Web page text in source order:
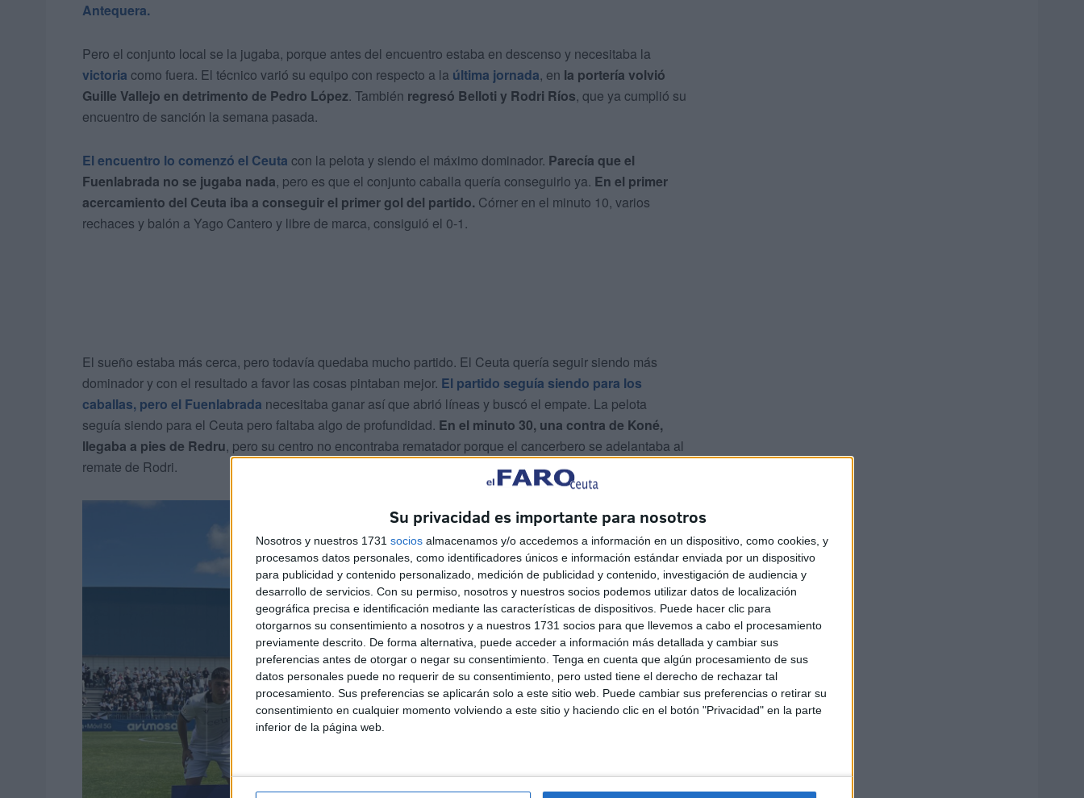
Su privacidad es importante para nosotros
Nosotros y nuestros 1731 socios almacenamos y/o accedemos a información en un dispositivo, como cookies, y
procesamos datos personales, como identificadores únicos e información estándar enviada por un dispositivo
para publicidad y contenido personalizado, medición de publicidad y contenido, investigación de audiencia y
desarrollo de servicios. Con su permiso, nosotros y nuestros socios podemos utilizar datos de localización
geográfica precisa e identificación mediante las características de dispositivos. Puede hacer clic para
otorgarnos su consentimiento a nosotros y a nuestros 1731 socios para que llevemos a cabo el procesamiento
previamente descrito. De forma alternativa, puede acceder a información más detallada y cambiar sus
preferencias antes de otorgar o negar su consentimiento. Tenga en cuenta que algún procesamiento de sus
datos personales puede no requerir de su consentimiento, pero usted tiene el derecho de rechazar tal
procesamiento. Sus preferencias se aplicarán solo a este sitio web. Puede cambiar sus preferencias o retirar su
consentimiento en cualquier momento volviendo a este sitio y haciendo clic en el botón "Privacidad" en la parte
inferior de la página web.
Antequera.
Pero el conjunto local se la jugaba, porque antes del encuentro estaba en descenso y necesitaba la
victoria como fuera. El técnico varió su equipo con respecto a la última jornada, en la portería volvió
Guille Vallejo en detrimento de Pedro López. También regresó Belloti y Rodri Ríos, que ya cumplió su
encuentro de sanción la semana pasada.
El encuentro lo comenzó el Ceuta con la pelota y siendo el máximo dominador. Parecía que el
Fuenlabrada no se jugaba nada, pero es que el conjunto caballa quería conseguirlo ya. En el primer
acercamiento del Ceuta iba a conseguir el primer gol del partido. Córner en el minuto 10, varios
rechaces y balón a Yago Cantero y libre de marca, consiguió el 0-1.
El sueño estaba más cerca, pero todavía quedaba mucho partido. El Ceuta quería seguir siendo más
dominador y con el resultado a favor las cosas pintaban mejor. El partido seguía siendo para los
caballas, pero el Fuenlabrada necesitaba ganar así que abrió líneas y buscó el empate. La pelota
seguía siendo para el Ceuta pero faltaba algo de profundidad. En el minuto 30, una contra de Koné,
llegaba a pies de Redru, pero su centro no encontraba rematador porque el cancerbero se adelantaba al
remate de Rodri.